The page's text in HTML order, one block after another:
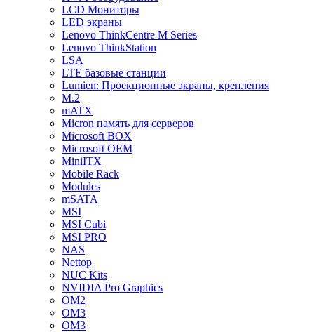
LCD Мониторы
LED экраны
Lenovo ThinkCentre M Series
Lenovo ThinkStation
LSA
LTE базовые станции
Lumien: Проекционные экраны, крепления
M.2
mATX
Micron память для серверов
Microsoft BOX
Microsoft OEM
MiniITX
Mobile Rack
Modules
mSATA
MSI
MSI Cubi
MSI PRO
NAS
Nettop
NUC Kits
NVIDIA Pro Graphics
OM2
OM3
OM3